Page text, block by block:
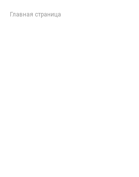
Главная страница